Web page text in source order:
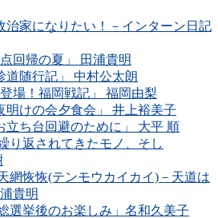
治家になりたい！－インターン日記
回帰の夏」 田浦貴明
道随行記」 中村公太朗
場！福岡戦記」 福岡由梨
明けの会夕食会」 井上裕美子
立ち台回避のために」 大平 順
り返されてきたモノ、そし
網恢恢(テンモウカイカイ)－天道は
貴明
選挙後のお楽しみ」名和久美子